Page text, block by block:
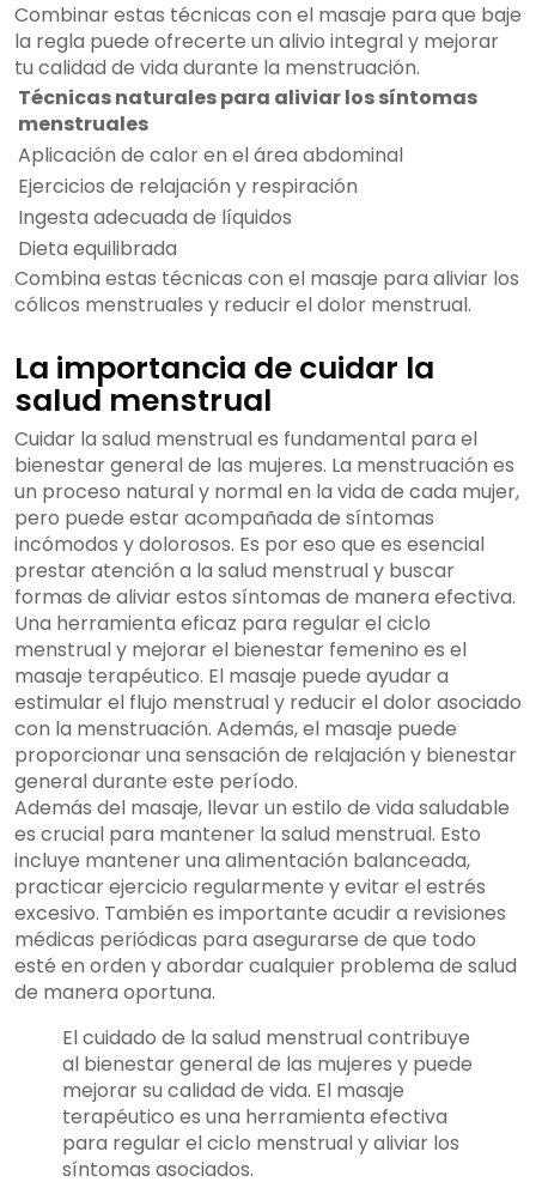
Combinar estas técnicas con el masaje para que baje
la regla puede ofrecerte un alivio integral y mejorar
tu calidad de vida durante la menstruación.
Técnicas naturales para aliviar los síntomas
menstruales
Aplicación de calor en el área abdominal
Ejercicios de relajación y respiración
Ingesta adecuada de líquidos
Dieta equilibrada
Combina estas técnicas con el masaje para aliviar los
cólicos menstruales y reducir el dolor menstrual.
La importancia de cuidar la
salud menstrual
Cuidar la salud menstrual es fundamental para el
bienestar general de las mujeres. La menstruación es
un proceso natural y normal en la vida de cada mujer,
pero puede estar acompañada de síntomas
incómodos y dolorosos. Es por eso que es esencial
prestar atención a la salud menstrual y buscar
formas de aliviar estos síntomas de manera efectiva.
Una herramienta eficaz para regular el ciclo
menstrual y mejorar el bienestar femenino es el
masaje terapéutico. El masaje puede ayudar a
estimular el flujo menstrual y reducir el dolor asociado
con la menstruación. Además, el masaje puede
proporcionar una sensación de relajación y bienestar
general durante este período.
Además del masaje, llevar un estilo de vida saludable
es crucial para mantener la salud menstrual. Esto
incluye mantener una alimentación balanceada,
practicar ejercicio regularmente y evitar el estrés
excesivo. También es importante acudir a revisiones
médicas periódicas para asegurarse de que todo
esté en orden y abordar cualquier problema de salud
de manera oportuna.
El cuidado de la salud menstrual contribuye
al bienestar general de las mujeres y puede
mejorar su calidad de vida. El masaje
terapéutico es una herramienta efectiva
para regular el ciclo menstrual y aliviar los
síntomas asociados.